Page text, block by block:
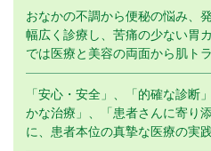
おなかの不調から便秘の悩み、
幅広く診療し、苦痛の少ない胃
では医療と美容の両面から肌ト
「安心・安全」、「的確な診断
かな治療」、「患者さんに寄り
に、患者本位の真摯な医療の実